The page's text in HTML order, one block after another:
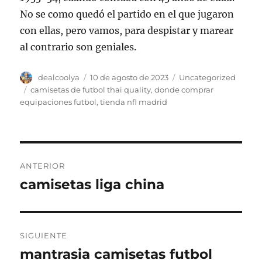
No se como quedó el partido en el que jugaron
con ellas, pero vamos, para despistar y marear
al contrario son geniales.
Autor
dealcoolya
Publicado
el
10 de agosto de 2023 Categorías
Uncategorized
Etiquetas
camisetas de futbol thai quality,donde comprar
equipaciones futbol,tienda nfl madrid
de
ANTERIOR
Entrada
camisetas liga china
SIGUIENTE
Entrada
mantrasia camisetas futbol